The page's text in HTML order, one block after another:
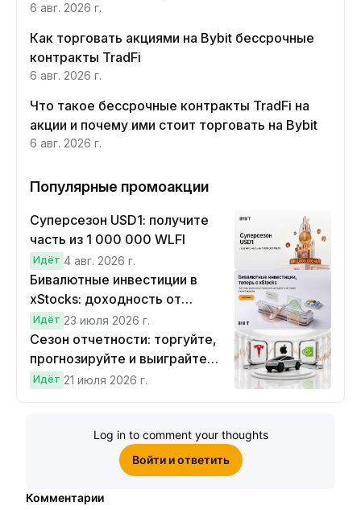
6 авг. 2026 г.
Как торговать акциями на Bybit бессрочные
контракты TradFi
6 авг. 2026 г.
Что такое бессрочные контракты TradFi на
акции и почему ими стоит торговать на Bybit
6 авг. 2026 г.
Популярные промоакции
Суперсезон USD1: получите
часть из 1 000 000 WLFI
Идёт 4 авг. 2026 г.
Бивалютные инвестиции в
xStocks: доходность от
прогнозов
Идёт 23 июля 2026 г.
Сезон отчетности: торгуйте,
прогнозируйте и выиграйте
Cybertruck!
Идёт 21 июля 2026 г.
Log in to comment your thoughts
Войти и ответить
Комментарии